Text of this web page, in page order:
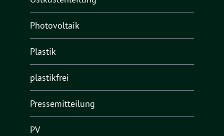
Photovoltaik
Plastik
plastikfrei
Pressemitteilung
PV